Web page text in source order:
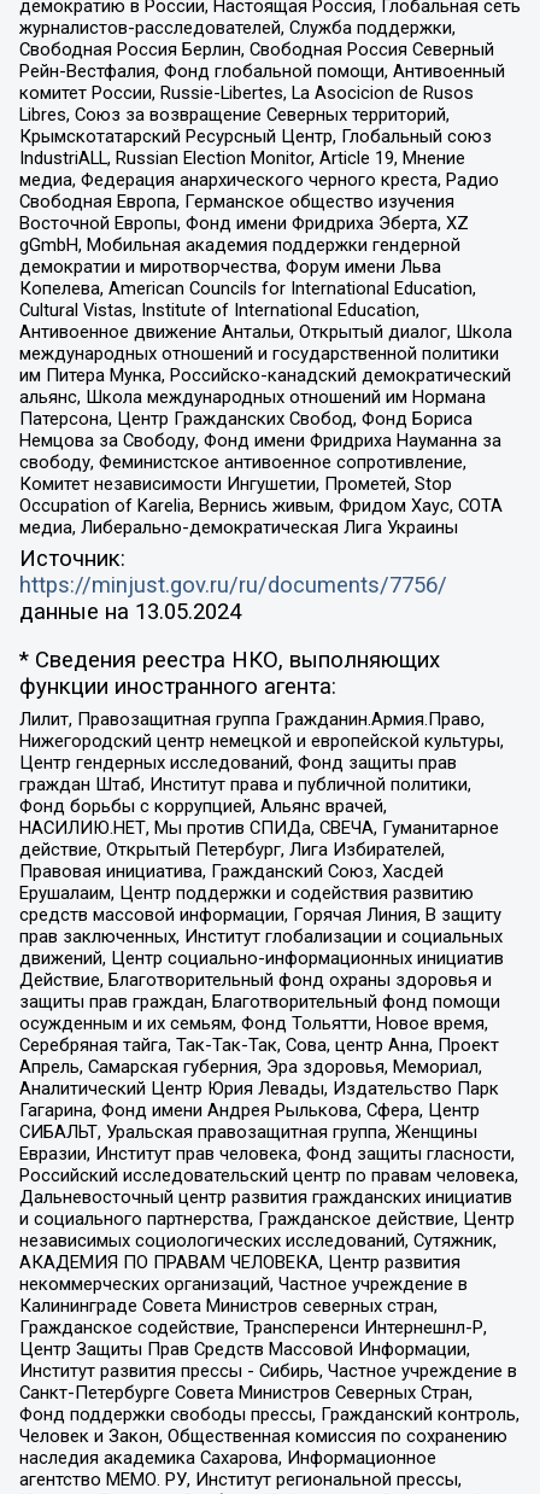
демократию в России, Настоящая Россия, Глобальная сеть
журналистов-расследователей, Служба поддержки,
Свободная Россия Берлин, Свободная Россия Северный
Рейн-Вестфалия, Фонд глобальной помощи, Антивоенный
комитет России, Russie-Libertes, La Asocicion de Rusos
Libres, Союз за возвращение Северных территорий,
Крымскотатарский Ресурсный Центр, Глобальный союз
IndustriALL, Russian Election Monitor, Article 19, Мнение
медиа, Федерация анархического черного креста, Радио
Свободная Европа, Германское общество изучения
Восточной Европы, Фонд имени Фридриха Эберта, XZ
gGmbH, Мобильная академия поддержки гендерной
демократии и миротворчества, Форум имени Льва
Копелева, American Councils for International Education,
Cultural Vistas, Institute of International Education,
Антивоенное движение Антальи, Открытый диалог, Школа
международных отношений и государственной политики
им Питера Мунка, Российско-канадский демократический
альянс, Школа международных отношений им Нормана
Патерсона, Центр Гражданских Свобод, Фонд Бориса
Немцова за Свободу, Фонд имени Фридриха Науманна за
свободу, Феминистское антивоенное сопротивление,
Комитет независимости Ингушетии, Прометей, Stop
Occupation of Karelia, Вернись живым, Фридом Хаус, СОТА
медиа, Либерально-демократическая Лига Украины
Источник:
https://minjust.gov.ru/ru/documents/7756/
данные на 13.05.2024
* Сведения реестра НКО, выполняющих
функции иностранного агента:
Лилит, Правозащитная группа Гражданин.Армия.Право,
Нижегородский центр немецкой и европейской культуры,
Центр гендерных исследований, Фонд защиты прав
граждан Штаб, Институт права и публичной политики,
Фонд борьбы с коррупцией, Альянс врачей,
НАСИЛИЮ.НЕТ, Мы против СПИДа, СВЕЧА, Гуманитарное
действие, Открытый Петербург, Лига Избирателей,
Правовая инициатива, Гражданский Союз, Хасдей
Ерушалаим, Центр поддержки и содействия развитию
средств массовой информации, Горячая Линия, В защиту
прав заключенных, Институт глобализации и социальных
движений, Центр социально-информационных инициатив
Действие, Благотворительный фонд охраны здоровья и
защиты прав граждан, Благотворительный фонд помощи
осужденным и их семьям, Фонд Тольятти, Новое время,
Серебряная тайга, Так-Так-Так, Сова, центр Анна, Проект
Апрель, Самарская губерния, Эра здоровья, Мемориал,
Аналитический Центр Юрия Левады, Издательство Парк
Гагарина, Фонд имени Андрея Рылькова, Сфера, Центр
СИБАЛЬТ, Уральская правозащитная группа, Женщины
Евразии, Институт прав человека, Фонд защиты гласности,
Российский исследовательский центр по правам человека,
Дальневосточный центр развития гражданских инициатив
и социального партнерства, Гражданское действие, Центр
независимых социологических исследований, Сутяжник,
АКАДЕМИЯ ПО ПРАВАМ ЧЕЛОВЕКА, Центр развития
некоммерческих организаций, Частное учреждение в
Калининграде Совета Министров северных стран,
Гражданское содействие, Трансперенси Интернешнл-Р,
Центр Защиты Прав Средств Массовой Информации,
Институт развития прессы - Сибирь, Частное учреждение в
Санкт-Петербурге Совета Министров Северных Стран,
Фонд поддержки свободы прессы, Гражданский контроль,
Человек и Закон, Общественная комиссия по сохранению
наследия академика Сахарова, Информационное
агентство МЕМО. РУ, Институт региональной прессы,